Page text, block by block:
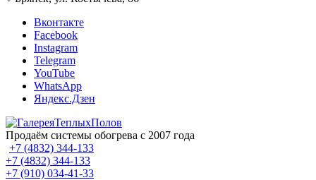
Вконтакте
Facebook
Instagram
Telegram
YouTube
WhatsApp
Яндекс.Дзен
Продаём системы обогрева с 2007 года
+7 (4832) 344-133
+7 (4832) 344-133
+7 (910) 034-41-33